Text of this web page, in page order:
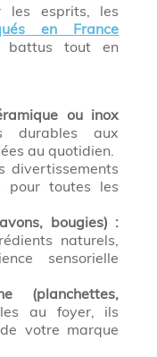
les esprits, les
en France
battus tout en
ou inox
durables aux
au quotidien.
divertissements
pour toutes les
bougies) :
naturels,
sensorielle
(planchettes,
au foyer, ils
votre marque